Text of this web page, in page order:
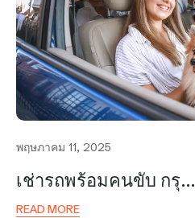
พฤษภาคม 11, 2025
เช่ารถพร้อมคนขับ กรุ…
READ MORE